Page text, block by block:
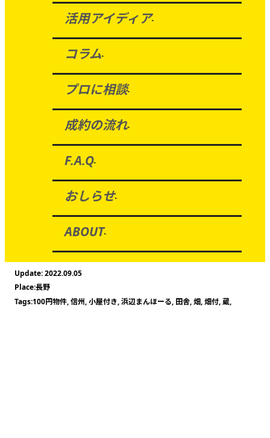
活用アイディア
コラム
プロに相談
成約の流れ
F.A.Q
おしらせ
ABOUT
2022.09.05
長野
100円物件,信州,小屋付き,浜辺まんほーる, 田舎,畑,畑付,蔵,